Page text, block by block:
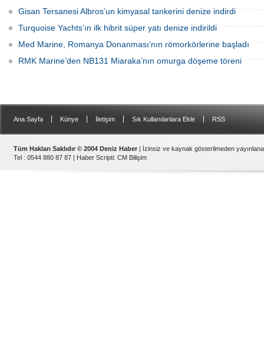
Gisan Tersanesi Albros’un kimyasal tankerini denize indirdi
Turquoise Yachts’ın ilk hibrit süper yatı denize indirildi
Med Marine, Romanya Donanması’nın römorkörlerine başladı
RMK Marine’den NB131 Miaraka’nın omurga döşeme töreni
Ana Sayfa Künye İletişim Sık Kullanılanlara Ekle RSS
Tüm Hakları Saklıdır © 2004 Deniz Haber | İzinsiz ve kaynak gösterilmeden
Tel : 0544 880 87 87 | Haber Scripti: CM Bilişim